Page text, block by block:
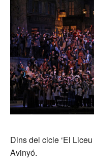
Dins del cicle ‘El
Avinyó.